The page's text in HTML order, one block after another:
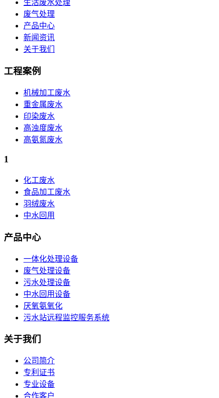
生活废水处理
废气处理
产品中心
新闻资讯
关于我们
工程案例
机械加工废水
重金属废水
印染废水
高浊度废水
高氨氮废水
1
化工废水
食品加工废水
羽绒废水
中水回用
产品中心
一体化处理设备
废气处理设备
污水处理设备
中水回用设备
厌氧氨氧化
污水站远程监控服务系统
关于我们
公司简介
专利证书
专业设备
合作客户